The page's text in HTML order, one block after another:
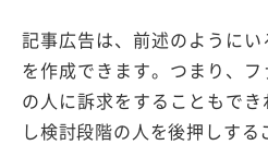
記事広告は、前述のように
を作成できます。つまり、
の人に訴求をすることもで
し検討段階の人を後押しする